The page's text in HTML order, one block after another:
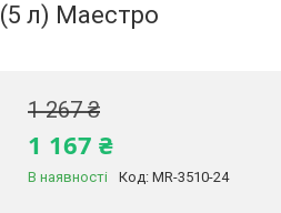
(5 л) Маестро
1 267 ₴
1 167 ₴
В наявності Код: MR-3510-24